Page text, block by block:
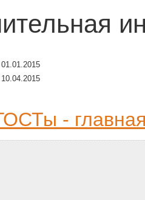
01.01.2015
10.04.2015
-